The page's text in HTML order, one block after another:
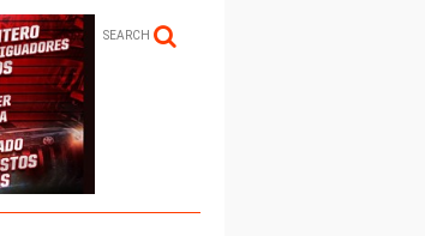
SEARCH